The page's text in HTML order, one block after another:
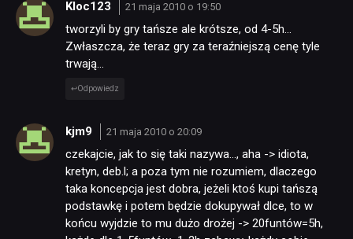
Kloc123 21 maja 2010 o 19:50
tworzyli by gry tańsze ale krótsze, od 4-5h…
Zwłaszcza, że teraz gry za teraźniejszą cenę tyle
trwają…
Odpowiedz
kjm9 21 maja 2010 o 20:09
czekajcie, jak to się taki nazywa…, aha -> idiota,
kretyn, deb.l; a poza tym nie rozumiem, dlaczego
taka koncepcja jest dobra, jeżeli ktoś kupi tańszą
podstawkę i potem będzie dokupywał dlce, to w
końcu wyjdzie to mu dużo drożej -> 20funtów=5h,